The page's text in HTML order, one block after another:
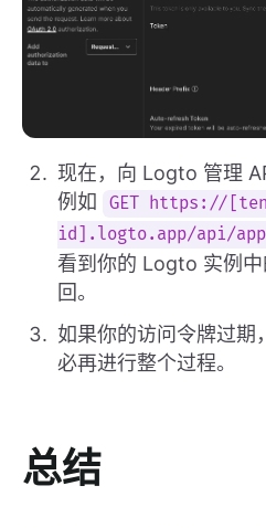
现在，向 Logto 管理
例如
GET https://
id].logto.app/api/
看到你的 Logto 实例
回。
如果你的访问令牌过期
必再进行整个过程。
总结